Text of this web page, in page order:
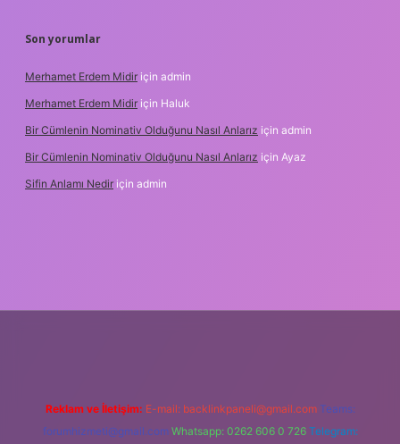
Son yorumlar
Merhamet Erdem Midir için admin
Merhamet Erdem Midir için Haluk
Bir Cümlenin Nominativ Olduğunu Nasıl Anlarız için admin
Bir Cümlenin Nominativ Olduğunu Nasıl Anlarız için Ayaz
Sifin Anlamı Nedir için admin
Reklam ve İletişim: E-mail: backlinkpaneli@gmail.com Teams:
forumhizmeti@gmail.com Whatsapp: 0262 606 0 726 Telegram: